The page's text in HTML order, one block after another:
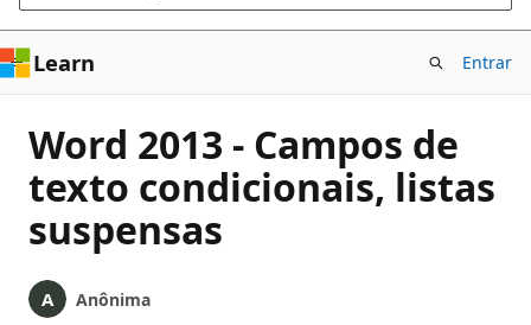
Learn Entrar
Word 2013 - Campos de
texto condicionais, listas
suspensas
Anônima